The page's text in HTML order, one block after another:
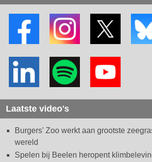
Laatste video's
Burgers' Zoo werkt aan grootste
wereld
Spelen bij Beelen heropent